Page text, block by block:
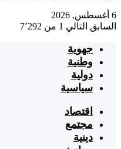
6 أغسطس, 2026
السابق التالي 1 من 7٬292
جهوية
وطنية
دولية
سياسية
اقتصاد
مجتمع
دينية